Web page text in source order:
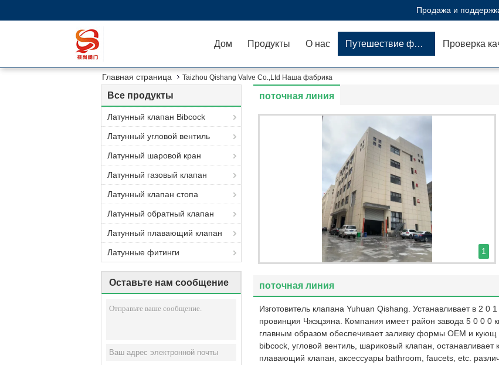
Продажа и
Дом Продукты О нас Путешествие фабрики
Главная страница Taizhou Qishang Valve Co.,Ltd Наша фабрика
Все продукты
Латунный клапан Bibcock
Латунный угловой вентиль
Латунный шаровой кран
Латунный газовый клапан
Латунный клапан стопа
Латунный обратный клапан
Латунный плавающий клапан
Латунные фитинги
Оставьте нам сообщение
поточная линия
1
поточная линия
Изготовитель клапана Yuhuan Qishang. Устанавливает в 2 0
провинция Чжэцзяна. Компания имеет район завода 5 0 0 0
главным образом обеспечивает заливку формы OEM и
bibcock, угловой вентиль, шариковый клапан,
плавающий клапан, аксессуары bathroom, faucets, etc.